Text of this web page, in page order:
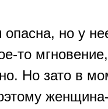
но у
то
Но зато в